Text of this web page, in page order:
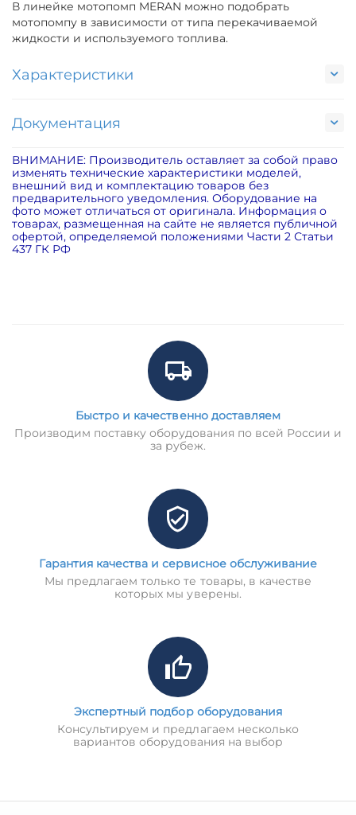
В линейке мотопомп MERAN можно подобрать
мотопомпу в зависимости от типа перекачиваемой
жидкости и используемого топлива.
Характеристики
Документация
ВНИМАНИЕ: Производитель оставляет за собой право
изменять технические характеристики моделей,
внешний вид и комплектацию товаров без
предварительного уведомления. Оборудование на
фото может отличаться от оригинала. Информация о
товарах, размещенная на сайте не является публичной
офертой, определяемой положениями Части 2 Статьи
437 ГК РФ
Быстро и качественно доставляем
Производим поставку оборудования по всей России и
за рубеж.
Гарантия качества и сервисное обслуживание
Мы предлагаем только те товары, в качестве
которых мы уверены.
Экспертный подбор оборудования
Консультируем и предлагаем несколько
вариантов оборудования на выбор